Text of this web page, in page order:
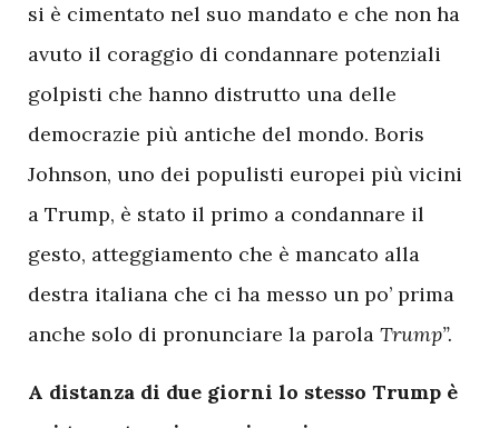
si è cimentato nel suo mandato e che non ha
avuto il coraggio di condannare potenziali
golpisti che hanno distrutto una delle
democrazie più antiche del mondo. Boris
Johnson, uno dei populisti europei più vicini
a Trump, è stato il primo a condannare il
gesto, atteggiamento che è mancato alla
destra italiana che ci ha messo un po’ prima
anche solo di pronunciare la parola Trump”.
A distanza di due giorni lo stesso Trump è